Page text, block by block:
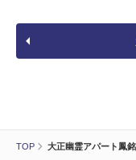
TOP 大正幽霊アパート鳳